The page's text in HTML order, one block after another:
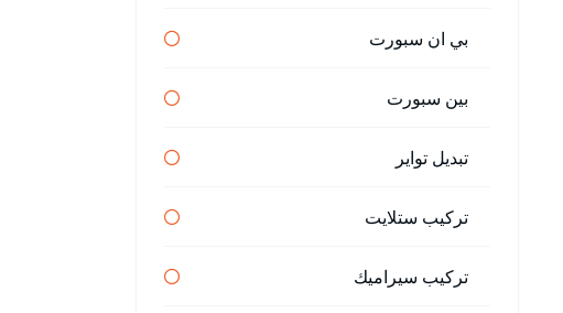
بي ان سبورت
بين سبورت
تبديل تواير
تركيب ستلايت
تركيب سيراميك